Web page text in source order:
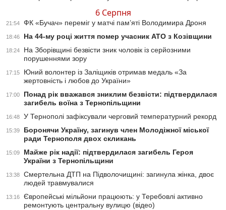
6 Серпня
21:54 ФК «Бучач» переміг у матчі пам’яті Володимира Дроня
18:46 На 44-му році життя помер учасник АТО з Козівщини
18:24
На Зборівщині безвісти зник чоловік із серйозними
порушеннями зору
17:15
Юний волонтер із Заліщиків отримав медаль «За
жертовність і любов до України»
17:00
Понад рік вважався зниклим безвісти: підтвердилася
загибель воїна з Тернопільщини
16:48 У Тернополі зафіксували черговий температурний рекорд
15:39
Боронячи Україну, загинув член Молодіжної міської
ради Тернополя двох скликань
15:09
Майже рік надії: підтвердилася загибель Героя
України з Тернопільщини
13:38
Смертельна ДТП на Підволочищині: загинула жінка, двоє
людей травмувалися
13:16
Європейські мільйони працюють: у Теребовлі активно
ремонтують центральну вулицю (відео)